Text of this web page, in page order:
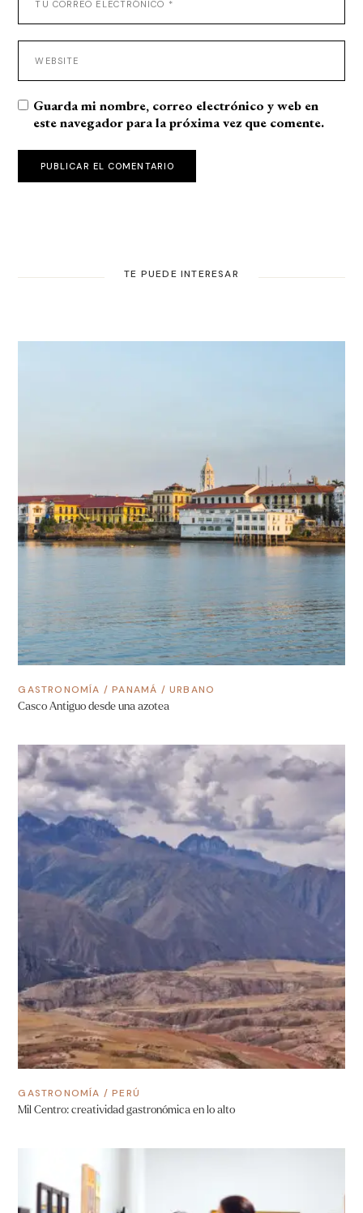
Guarda mi nombre, correo electrónico y web en
este navegador para la próxima vez que comente.
PUBLICAR EL COMENTARIO
TE PUEDE INTERESAR
GASTRONOMÍA /PANAMÁ /URBANO
Casco Antiguo desde una azotea
GASTRONOMÍA /PERÚ
Mil Centro: creatividad gastronómica en lo alto